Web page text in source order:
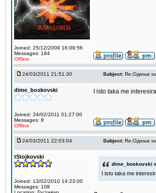
Joined: 25/12/2009 16:09:56
Messages: 184
Offline
24/03/2011 21:51:30 Subject: Re:Одење
dime_boskovski
Joined: 24/02/2011 01:27:00
Messages: 8
Offline
I isto taka me
24/03/2011 22:03:04 Subject: Re:Одење
tStojkovski
Joined: 13/02/2010 14:23:00
Messages: 108
dime_boskovski
I isto taka me